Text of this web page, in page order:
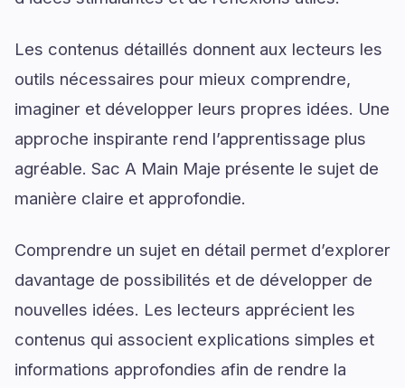
Les contenus détaillés donnent aux lecteurs les
outils nécessaires pour mieux comprendre,
imaginer et développer leurs propres idées. Une
approche inspirante rend l’apprentissage plus
agréable. Sac A Main Maje présente le sujet de
manière claire et approfondie.
Comprendre un sujet en détail permet d’explorer
davantage de possibilités et de développer de
nouvelles idées. Les lecteurs apprécient les
contenus qui associent explications simples et
informations approfondies afin de rendre la